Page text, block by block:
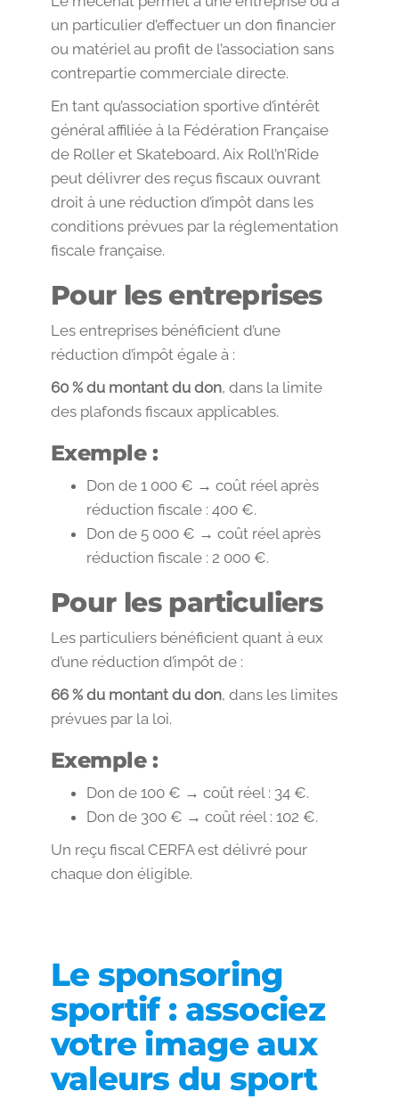
un particulier d’effectuer un don financier
ou matériel au profit de l’association sans
contrepartie commerciale directe.
En tant qu’association sportive d’intérêt
général affiliée à la Fédération Française
de Roller et Skateboard, Aix Roll’n’Ride
peut délivrer des reçus fiscaux ouvrant
droit à une réduction d’impôt dans les
conditions prévues par la réglementation
fiscale française.
Pour les entreprises
Les entreprises bénéficient d’une
réduction d’impôt égale à :
60 % du montant du don, dans la limite
des plafonds fiscaux applicables.
Exemple :
Don de 1 000 € → coût réel après
réduction fiscale : 400 €.
Don de 5 000 € → coût réel après
réduction fiscale : 2 000 €.
Pour les particuliers
Les particuliers bénéficient quant à eux
d’une réduction d’impôt de :
66 % du montant du don, dans les limites
prévues par la loi.
Exemple :
Don de 100 € → coût réel : 34 €.
Don de 300 € → coût réel : 102 €.
Un reçu fiscal CERFA est délivré pour
chaque don éligible.
Le sponsoring
sportif : associez
votre image aux
valeurs du sport